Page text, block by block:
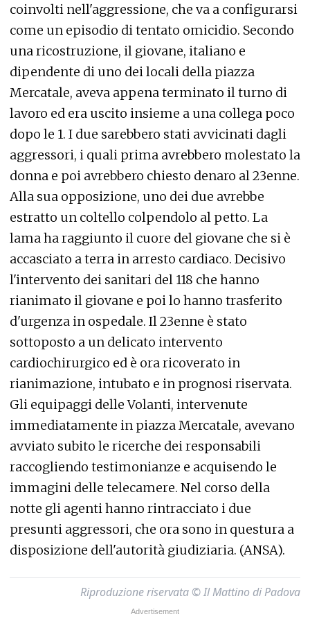
coinvolti nell'aggressione, che va a configurarsi
come un episodio di tentato omicidio. Secondo
una ricostruzione, il giovane, italiano e
dipendente di uno dei locali della piazza
Mercatale, aveva appena terminato il turno di
lavoro ed era uscito insieme a una collega poco
dopo le 1. I due sarebbero stati avvicinati dagli
aggressori, i quali prima avrebbero molestato la
donna e poi avrebbero chiesto denaro al 23enne.
Alla sua opposizione, uno dei due avrebbe
estratto un coltello colpendolo al petto. La
lama ha raggiunto il cuore del giovane che si è
accasciato a terra in arresto cardiaco. Decisivo
l'intervento dei sanitari del 118 che hanno
rianimato il giovane e poi lo hanno trasferito
d'urgenza in ospedale. Il 23enne è stato
sottoposto a un delicato intervento
cardiochirurgico ed è ora ricoverato in
rianimazione, intubato e in prognosi riservata.
Gli equipaggi delle Volanti, intervenute
immediatamente in piazza Mercatale, avevano
avviato subito le ricerche dei responsabili
raccogliendo testimonianze e acquisendo le
immagini delle telecamere. Nel corso della
notte gli agenti hanno rintracciato i due
presunti aggressori, che ora sono in questura a
disposizione dell'autorità giudiziaria. (ANSA).
Riproduzione riservata © Il Mattino di Padova